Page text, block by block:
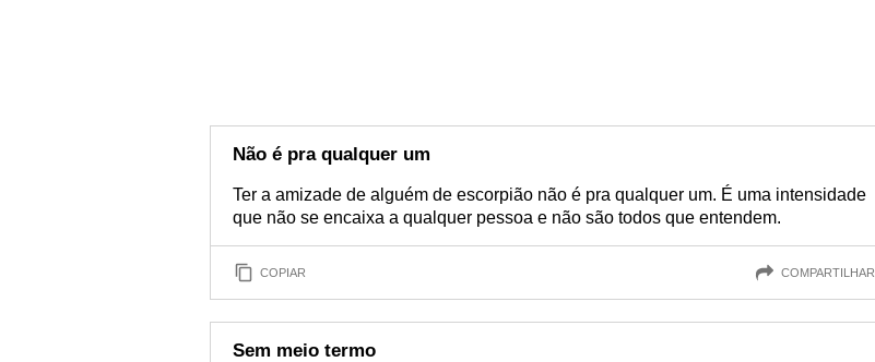
Não é pra qualquer um
Ter a amizade de alguém de escorpião não é pra qualquer um. É uma intensidade
que não se encaixa a qualquer pessoa e não são todos que entendem.
COPIAR COMPARTILHAR
Sem meio termo